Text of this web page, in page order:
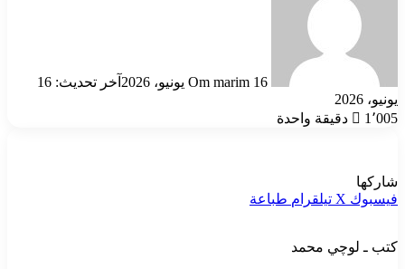
Om marim 16 يونيو، 2026
آخر تحديث: 16
يونيو، 2026
1٬005
دقيقة واحدة
شاركها
فيسبوك ‫X تيلقرام طباعة
كتب ـ لوچي محمد